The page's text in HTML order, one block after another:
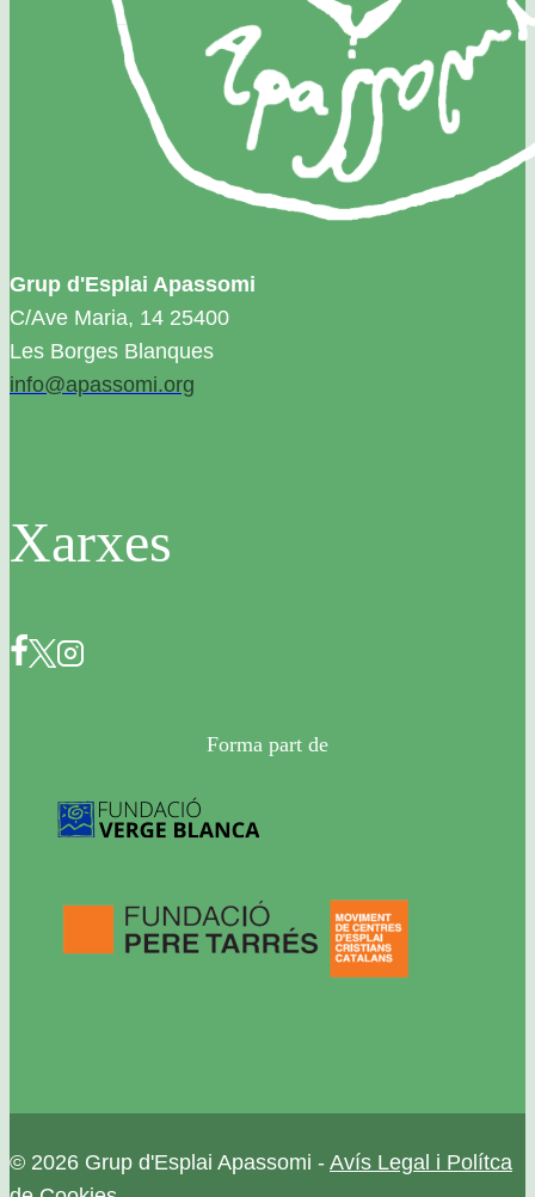
Grup d'Esplai Apassomi
C/Ave Maria, 14 25400
Les Borges Blanques
info@apassomi.org
Xarxes
Forma part de
© 2026 Grup d'Esplai Apassomi - Avís Legal i Polítca